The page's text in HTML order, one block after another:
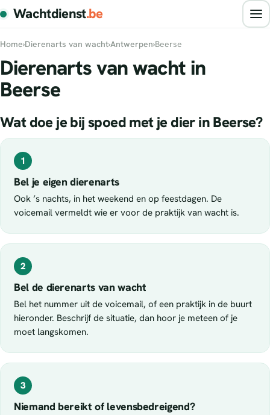
Wachtdienst.be
Home›Dierenarts van wacht›Antwerpen›Beerse
Dierenarts van wacht in
Beerse
Wat doe je bij spoed met je dier in Beerse?
1
Bel je eigen dierenarts
Ook ’s nachts, in het weekend en op feestdagen. De
voicemail vermeldt wie er voor de praktijk van wacht is.
2
Bel de dierenarts van wacht
Bel het nummer uit de voicemail, of een praktijk in de buurt
hieronder. Beschrijf de situatie, dan hoor je meteen of je
moet langskomen.
3
Niemand bereikt of levensbedreigend?